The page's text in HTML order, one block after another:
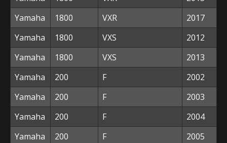
Yamaha
1800 VXR
2017
Yamaha
1800 VXS
2012
Yamaha
1800 VXS
2013
Yamaha
200 F
2002
Yamaha
200 F
2003
Yamaha
200 F
2004
Yamaha
200 F
2005